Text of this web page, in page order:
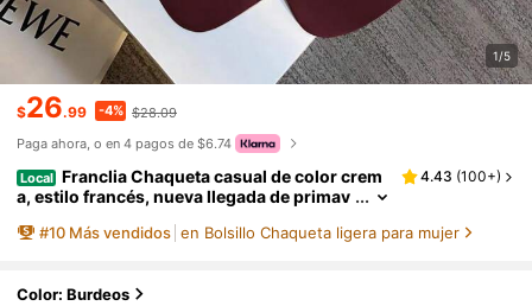
1/5
$26.99 -4% $28.09
Paga ahora, o en 4 pagos de $6.74
Local Franclia Chaqueta casual de color crem
a, estilo francés, nueva llegada de primav
de unicolor
4.43 (100+)
#10 Más vendidos en Bolsillo Chaqueta ligera para mujer
Color: Burdeos